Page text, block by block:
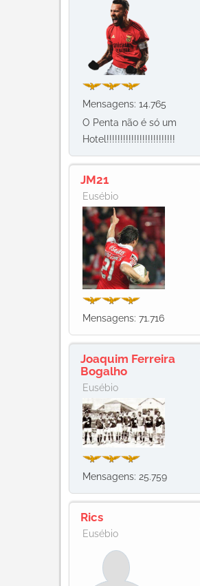
Mensagens: 14.765
O Penta não é só um
Hotel!!!!!!!!!!!!!!!!!!!!!!!!!
JM21
Eusébio
Mensagens: 71.716
Joaquim Ferreira
Bogalho
Eusébio
Mensagens: 25.759
Rics
Eusébio